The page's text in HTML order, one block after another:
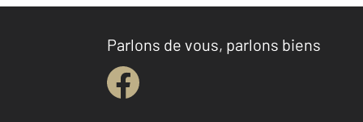
Parlons de vous, parlons biens